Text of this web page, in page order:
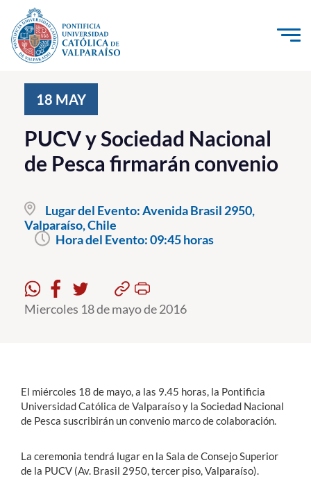
Click acá para ir directamente al contenido
Investigación, Creación e Innovación
PUCV Internacional
Vinculación con el Medio
Admisión
Pregrado
Formación Continua
Funcionarios
Alumni
18 MAY
PUCV y Sociedad Nacional
de Pesca firmarán convenio
Lugar del Evento:Avenida Brasil 2950,
Valparaíso, Chile
Hora del Evento:09:45 horas
Miercoles 18 de mayo de 2016
El miércoles 18 de mayo, a las 9.45 horas, la Pontificia
Universidad Católica de Valparaíso y la Sociedad Nacional
de Pesca suscribirán un convenio marco de colaboración.
La ceremonia tendrá lugar en la Sala de Consejo Superior
de la PUCV (Av. Brasil 2950, tercer piso, Valparaíso).